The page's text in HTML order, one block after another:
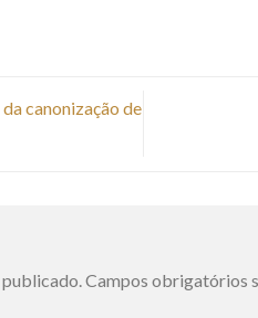
canonização de
Campos obrigatórios